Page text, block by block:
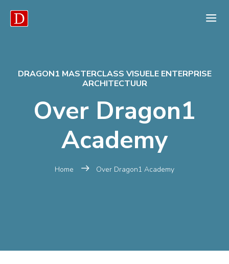
DRAGON1 MASTERCLASS VISUELE ENTERPRISE
ARCHITECTUUR
Over Dragon1
Academy
Home Over Dragon1 Academy